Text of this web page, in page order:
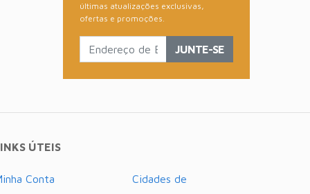
últimas atualizações exclusivas,
ofertas e promoções.
JUNTE-SE
ÚTEIS
Conta Cidades de